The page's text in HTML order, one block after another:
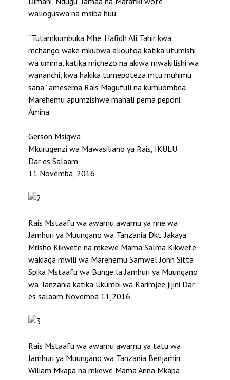
walioguswa na msiba huu.
“Tutamkumbuka Mhe. Hafidh Ali Tahir kwa
mchango wake mkubwa alioutoa katika utumishi
wa umma, katika michezo na akiwa mwakilishi wa
wananchi, kwa hakika tumepoteza mtu muhimu
sana” amesema Rais Magufuli na kumuombea
Marehemu apumzishwe mahali pema peponi.
Amina.
Gerson Msigwa
Mkurugenzi wa Mawasiliano ya Rais, IKULU
Dar es Salaam
11 Novemba, 2016
Rais Mstaafu wa awamu awamu ya nne wa
Jamhuri ya Muungano wa Tanzania Dkt. Jakaya
Mrisho Kikwete na mkewe Mama Salma Kikwete
wakiaga mwili wa Marehemu Samwel John Sitta
Spika Mstaafu wa Bunge la Jamhuri ya Muungano
wa Tanzania katika Ukumbi wa Karimjee jijini Dar
es salaam Novemba 11,2016
Rais Mstaafu wa awamu awamu ya tatu wa
Jamhuri ya Muungano wa Tanzania Benjamin
Wiliam Mkapa na mkewe Mama Anna Mkapa